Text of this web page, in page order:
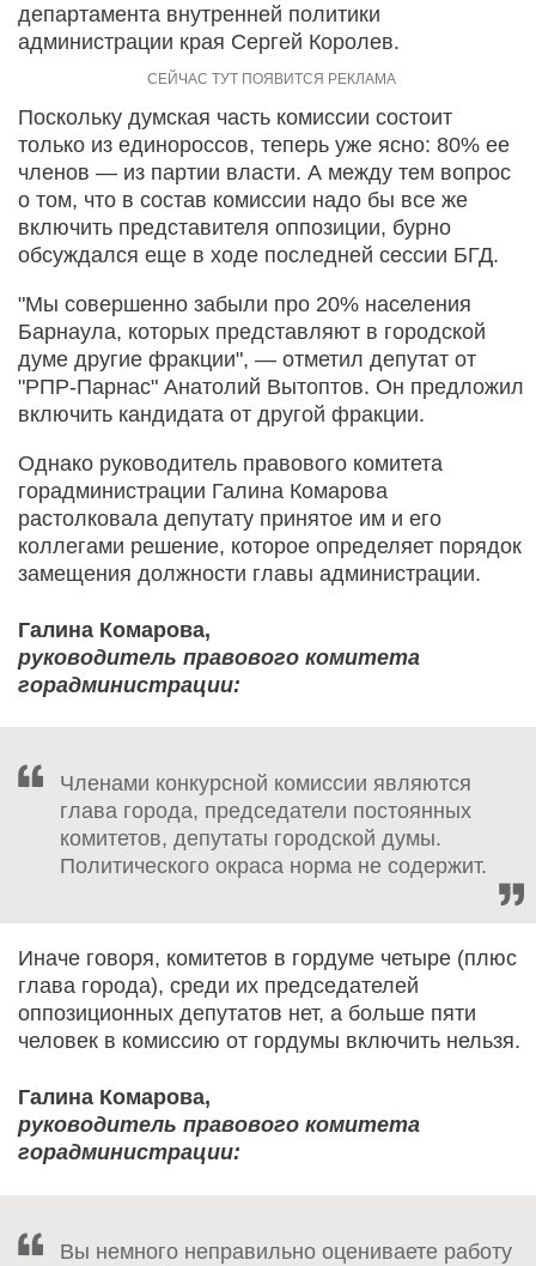
департамента внутренней политики
администрации края Сергей Королев.
Поскольку думская часть комиссии состоит
только из единороссов, теперь уже ясно: 80% ее
членов — из партии власти. А между тем вопрос
о том, что в состав комиссии надо бы все же
включить представителя оппозиции, бурно
обсуждался еще в ходе последней сессии БГД.
"Мы совершенно забыли про 20% населения
Барнаула, которых представляют в городской
думе другие фракции", — отметил депутат от
"РПР-Парнас" Анатолий Вытоптов. Он предложил
включить кандидата от другой фракции.
Однако руководитель правового комитета
горадминистрации Галина Комарова
растолковала депутату принятое им и его
коллегами решение, которое определяет порядок
замещения должности главы администрации.
Галина Комарова,
руководитель правового комитета
горадминистрации:
Членами конкурсной комиссии являются
глава города, председатели постоянных
комитетов, депутаты городской думы.
Политического окраса норма не содержит.
Иначе говоря, комитетов в гордуме четыре (плюс
глава города), среди их председателей
оппозиционных депутатов нет, а больше пяти
человек в комиссию от гордумы включить нельзя.
Галина Комарова,
руководитель правового комитета
горадминистрации:
Вы немного неправильно оцениваете работу